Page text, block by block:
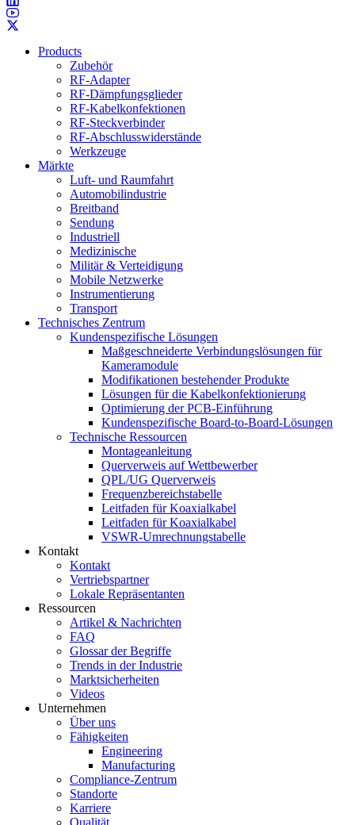
Products
Zubehör
RF-Adapter
RF-Dämpfungsglieder
RF-Kabelkonfektionen
RF-Steckverbinder
RF-Abschlusswiderstände
Werkzeuge
Märkte
Luft- und Raumfahrt
Automobilindustrie
Breitband
Sendung
Industriell
Medizinische
Militär & Verteidigung
Mobile Netzwerke
Instrumentierung
Transport
Technisches Zentrum
Kundenspezifische Lösungen
Maßgeschneiderte Verbindungslösungen für
Kameramodule
Modifikationen bestehender Produkte
Lösungen für die Kabelkonfektionierung
Optimierung der PCB-Einführung
Kundenspezifische Board-to-Board-Lösungen
Technische Ressourcen
Montageanleitung
Querverweis auf Wettbewerber
QPL/UG Querverweis
Frequenzbereichstabelle
Leitfaden für Koaxialkabel
Leitfaden für Koaxialkabel
VSWR-Umrechnungstabelle
Kontakt
Kontakt
Vertriebspartner
Lokale Repräsentanten
Ressourcen
Artikel & Nachrichten
FAQ
Glossar der Begriffe
Trends in der Industrie
Marktsicherheiten
Videos
Unternehmen
Über uns
Fähigkeiten
Engineering
Manufacturing
Compliance-Zentrum
Standorte
Karriere